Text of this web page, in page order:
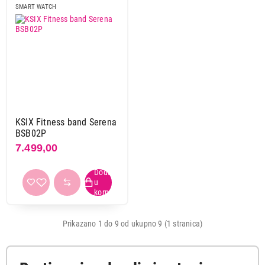
Barometar
ne
Akcelerometar
da
ne
Žiroskop
Primeni filtere
SMART WATCH
KSIX Fitness band Serena
BSB02P
7.499,00
Prikazano 1 do 9 od ukupno 9 (1 stranica)
SMART WATCH
HUAWEI Band 10 Black
Proizvod je dodat u korpu.
Ukupno u korpi:0,00
Nastavi kupovinu
Završi kupovinu